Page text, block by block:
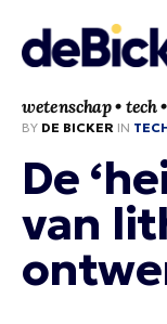
wetenschap • tech
BY DE BICKER IN
De
van